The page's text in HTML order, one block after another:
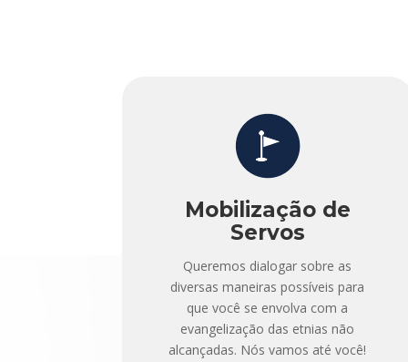
Mobilização de
Servos
Queremos dialogar sobre as
diversas maneiras possíveis para
que você se envolva com a
evangelização das etnias não
alcançadas. Nós vamos até você!